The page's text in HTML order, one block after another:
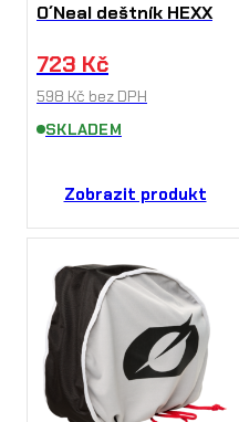
O´Neal deštník HEXX
723 Kč
598 Kč bez DPH
SKLADEM
Zobrazit produkt